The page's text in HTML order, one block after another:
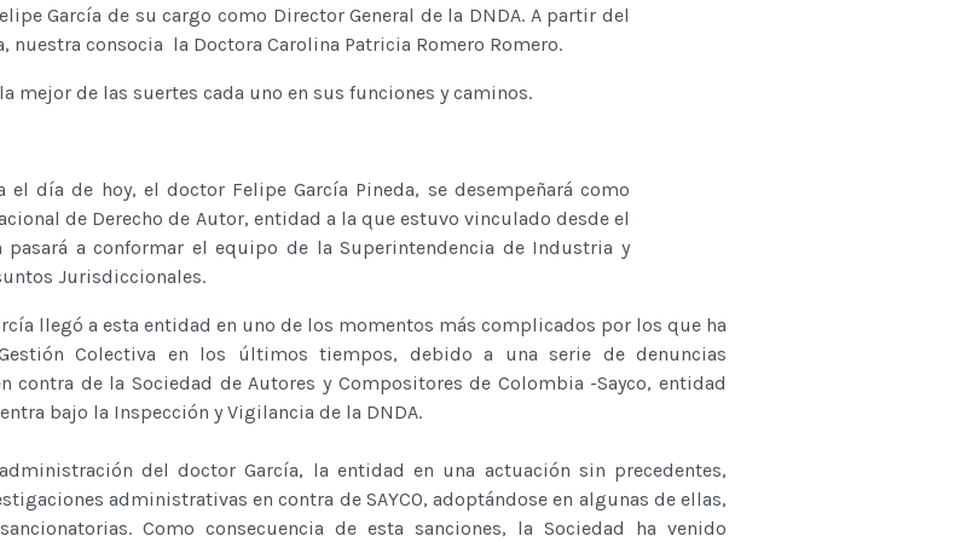
García de su cargo como Director General de la DNDA. A partir del
nuestra consocia la Doctora Carolina Patricia Romero Romero.
mejor de las suertes cada uno en sus funciones y caminos.
el día de hoy, el doctor Felipe García Pineda, se desempeñará como
de Derecho de Autor, entidad a la que estuvo vinculado desde el
pasará a conformar el equipo de la Superintendencia de Industria y
Jurisdiccionales.
llegó a esta entidad en uno de los momentos más complicados por los que ha
Colectiva en los últimos tiempos, debido a una serie de denuncias
contra de la Sociedad de Autores y Compositores de Colombia -Sayco, entidad
bajo la Inspección y Vigilancia de la DNDA.
del doctor García, la entidad en una actuación sin precedentes,
administrativas en contra de SAYCO, adoptándose en algunas de ellas,
Como consecuencia de esta sanciones, la Sociedad ha venido